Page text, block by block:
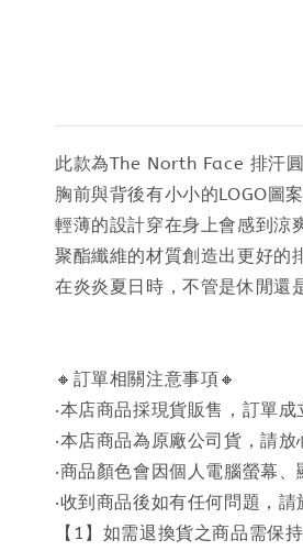
此款為The North Face 排汗圓
胸前與背後有小小的LOGO圖
輕薄的設計穿在身上會感到涼
聚酯纖維的材質創造出更好的
在炎炎夏日時，不管是休閒還
🔸訂單相關注意事項🔸
‧本店商品採現貨販售，訂單成
‧本店商品為原廠公司貨，請放
‧商品顏色會因個人電腦螢幕
‧收到商品後如有任何問題，
【1】如需退換貨之商品需保